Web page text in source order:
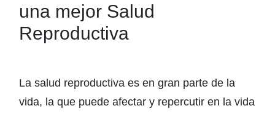
una mejor Salud
Reproductiva
La salud reproductiva es en gran parte de la
vida, la que puede afectar y repercutir en la vida